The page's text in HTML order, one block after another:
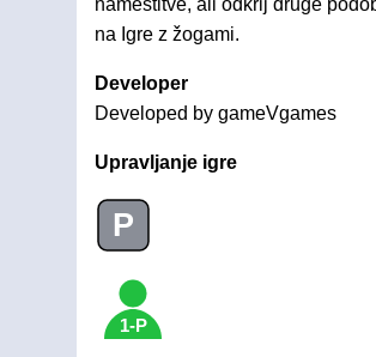
namestitve, ali odkrij druge
na Igre z žogami.
Developer
Developed by gameVgames
Upravljanje igre
P
1-P